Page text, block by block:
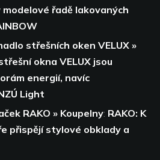
řadě lakovaných
střešních oken VELUX »
okna VELUX jsou
energií, navíc
Light
RAKO » Koupelny: RAKO: K
přispějí stylové obklady a